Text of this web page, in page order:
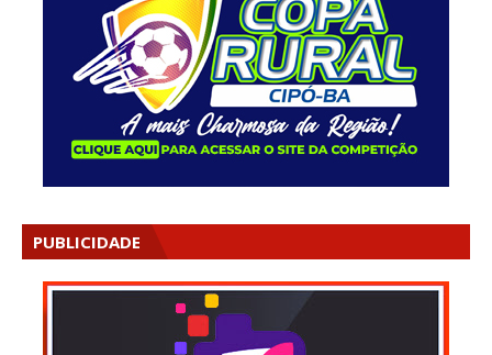
PUBLICIDADE